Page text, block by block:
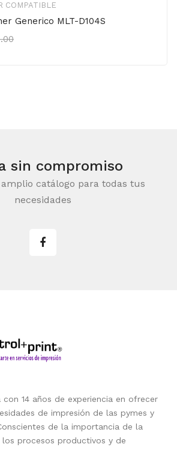
COMPATIBLE
Generico MLT-D104S
Original
Current
sin compromiso
catálogo para todas tus
necesidades
14 años de experiencia en ofrecer
de impresión de las pymes y
de la importancia de la
procesos productivos y de